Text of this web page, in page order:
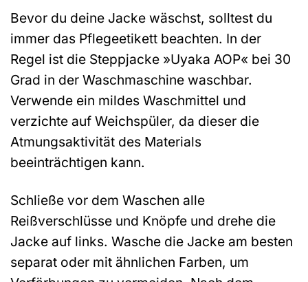
Bevor du deine Jacke wäschst, solltest du
immer das Pflegeetikett beachten. In der
Regel ist die Steppjacke »Uyaka AOP« bei 30
Grad in der Waschmaschine waschbar.
Verwende ein mildes Waschmittel und
verzichte auf Weichspüler, da dieser die
Atmungsaktivität des Materials
beeinträchtigen kann.
Schließe vor dem Waschen alle
Reißverschlüsse und Knöpfe und drehe die
Jacke auf links. Wasche die Jacke am besten
separat oder mit ähnlichen Farben, um